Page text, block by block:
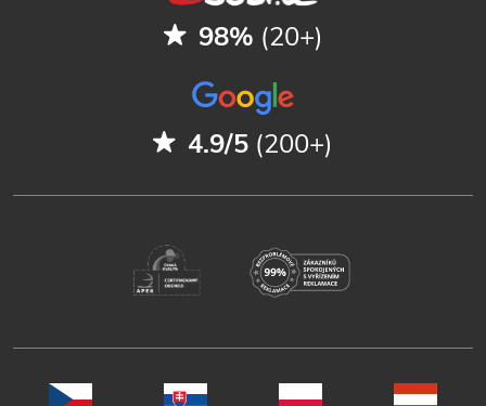
98% (20+)
4.9/5 (200+)